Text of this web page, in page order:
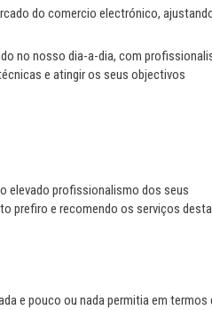
do comercio electrónico,
no nosso dia-a-dia, com
e atingir os seus objectivos
elevado profissionalismo dos seus
prefiro e recomendo os serviços desta
e pouco ou nada permitia em termos